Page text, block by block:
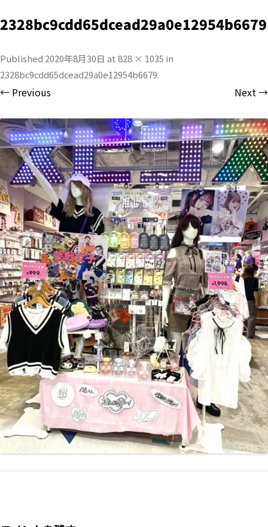
2328bc9cdd65dcead29a0e12954b6679
Published 2020年8月30日 at828 × 1035 in
2328bc9cdd65dcead29a0e12954b6679.
← Previous Next →